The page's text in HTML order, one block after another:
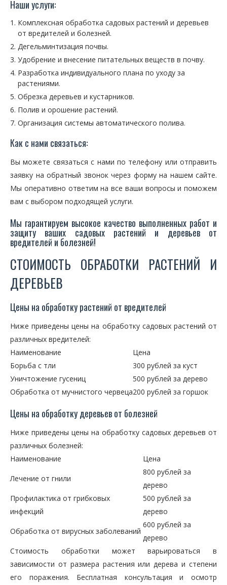
Наши услуги:
Комплексная обработка садовых растений и деревьев
от вредителей и болезней.
Дегельминтизация почвы.
Удобрение и внесение питательных веществ в почву.
Разработка индивидуального плана по уходу за
растениями.
Обрезка деревьев и кустарников.
Полив и орошение растений.
Организация системы автоматического полива.
Как с нами связаться:
Вы можете связаться с нами по телефону или отправить
заявку на обратный звонок через форму на нашем сайте.
Мы оперативно ответим на все ваши вопросы и поможем
вам с выбором подходящей услуги.
Мы гарантируем высокое качество выполненных работ и
защиту ваших садовых растений и деревьев от
вредителей и болезней!
СТОИМОСТЬ ОБРАБОТКИ РАСТЕНИЙ И
ДЕРЕВЬЕВ
Цены на обработку растений от вредителей
Ниже приведены цены на обработку садовых растений от
различных вредителей:
Наименование
Цена
Борьба с тли
300 рублей за куст
Уничтожение гусениц
500 рублей за дерево
Обработка от мучнистого червеца200 рублей за горшок
Цены на обработку деревьев от болезней
Ниже приведены цены на обработку садовых деревьев от
различных болезней:
Наименование
Цена
Лечение от гнили
800 рублей за
дерево
Профилактика от грибковых
инфекций
500 рублей за
дерево
Обработка от вирусных заболеваний
600 рублей за
дерево
Стоимость обработки может варьироваться в
зависимости от размера растения или дерева и степени
его поражения. Бесплатная консультация и осмотр